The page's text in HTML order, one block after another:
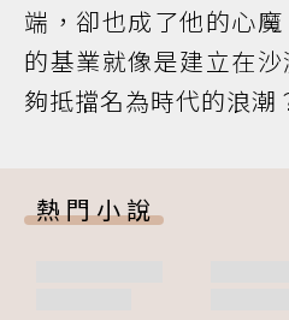
端，卻也成了他的心
的基業就像是建立在
夠抵擋名為時代的浪潮
熱門小說